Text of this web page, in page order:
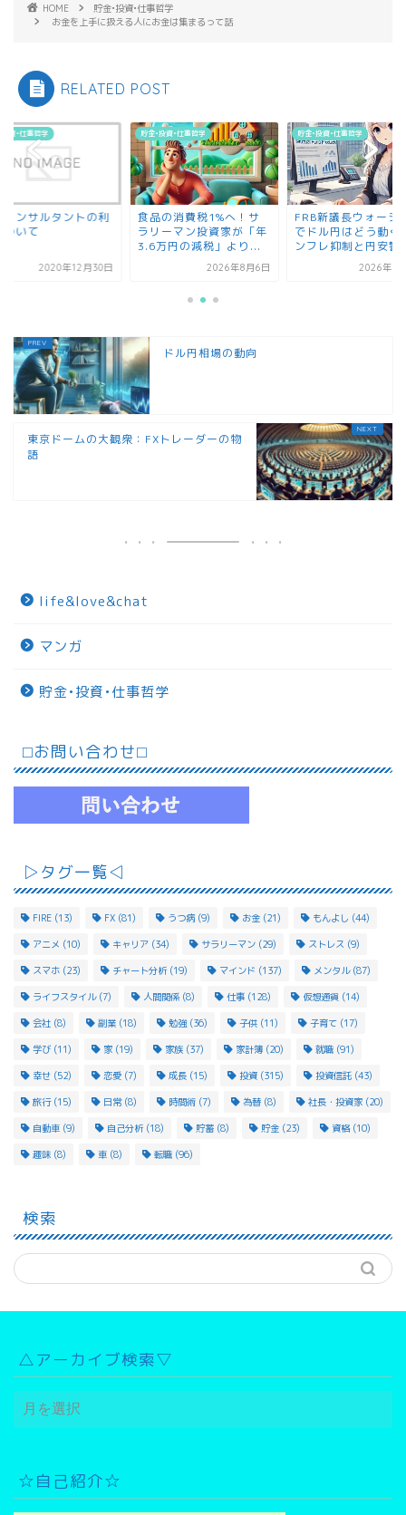
HOME
貯金•投資•仕事哲学
お金を上手に扱える人にお金は集まるって話
RELATED POST
資•仕事哲学
コンサルタントの利
ついて
2020年12月30日
貯金•投資•仕事哲学
食品の消費税1%へ！サ
ラリーマン投資家が「年
3.6万円の減税」より...
2026年8月6日
貯金•投資•仕事哲学
FRB新議長ウォーシ
でドル円はどう動く
ンフレ抑制と円安警
2026年5
ドル円相場の動向
東京ドームの大観衆：FXトレーダーの物
語
life&love&chat
マンガ
貯金•投資•仕事哲学
⬜︎お問い合わせ⬜︎
▷タグ一覧◁
FIRE (13) FX (81) うつ病 (9) お金 (21) もんよし (44)
アニメ (10) キャリア (34) サラリーマン (29) ストレス (9)
スマホ (23) チャート分析 (19) マインド (137) メンタル(87)
ライフスタイル(7) 人間関係 (8) 仕事 (128) 仮想通貨 (14)
会社 (8) 副業 (18) 勉強(36) 子供 (11) 子育て (17)
学び (11) 家 (19) 家族 (37) 家計簿 (20) 就職 (91)
幸せ (52) 恋愛 (7) 成長 (15) 投資 (315) 投資信託 (43)
旅行(15) 日常(8) 時間術 (7) 為替 (8) 社長・投資家 (20)
自動車 (9) 自己分析 (18) 貯蓄 (8) 貯金 (23) 資格(10)
趣味 (8) 車 (8) 転職 (96)
検索
△アーカイブ検索▽
△
ア
イ
ブ
☆自己紹介☆